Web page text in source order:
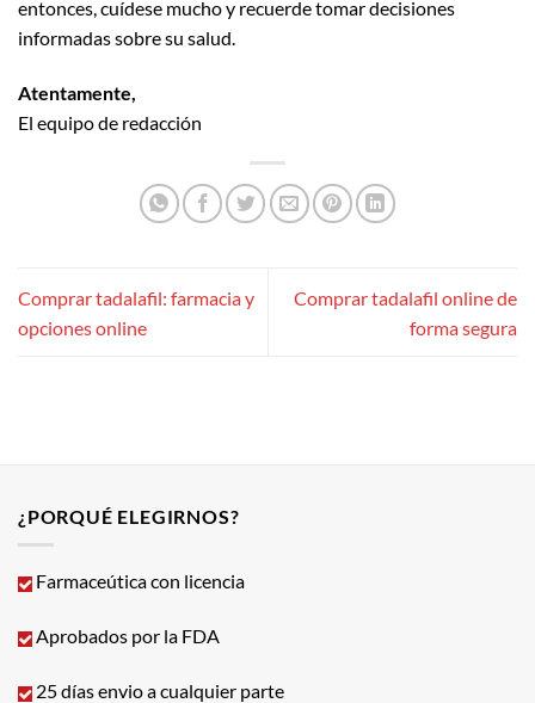
entonces, cuídese mucho y recuerde tomar decisiones
informadas sobre su salud.
Atentamente,
El equipo de redacción
Comprar tadalafil: farmacia y
opciones online
Comprar tadalafil online de
forma segura
¿PORQUÉ ELEGIRNOS?
Farmaceútica con licencia
Aprobados por la FDA
25 días envio a cualquier parte